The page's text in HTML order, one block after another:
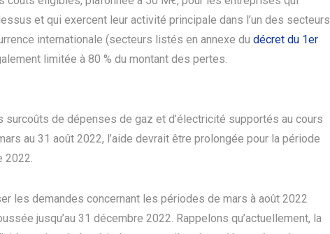
et qui exercent leur activité principale dans l’un des secteurs
internationale (secteurs listés en annexe du décret du 1er
limitée à 80 % du montant des pertes.
surcoûts de dépenses de gaz et d’électricité supportés au cours
au 31 août 2022, l’aide devrait être prolongée pour la période
2022.
les demandes concernant les périodes de mars à août 2022
jusqu’au 31 décembre 2022. Rappelons qu’actuellement, la